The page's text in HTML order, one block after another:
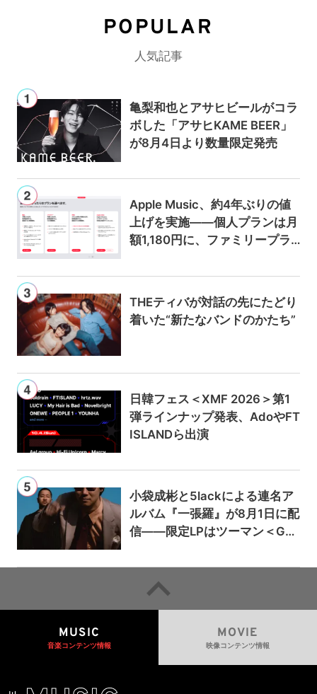
POPULAR
人気記事
亀梨和也とアサヒビールがコラ
ボした「アサヒKAME BEER」
が8月4日より数量限定発売
Apple Music、約4年ぶりの値
上げを実施——個人プランは月
額1,180円に、ファミリープラ
THEティバが対話の先にたどり
着いた“新たなバンドのかたち”
日韓フェス＜XMF 2026＞第1
弾ラインナップ発表、AdoやFT
ISLANDら出演
小袋成彬と5lackによる連名ア
ルバム『一張羅』が8月1日に配
信——限定LPはツーマン＜Gai
MUSIC
音楽コンテンツ情報
MOVIE
映像コンテンツ情報